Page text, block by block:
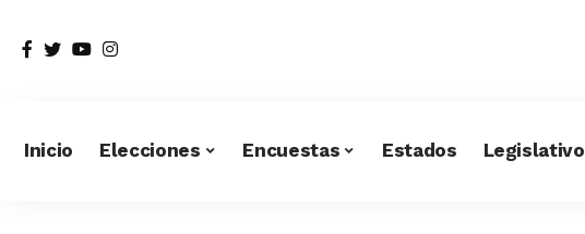
Inicio Elecciones Encuestas Estados Legislativo